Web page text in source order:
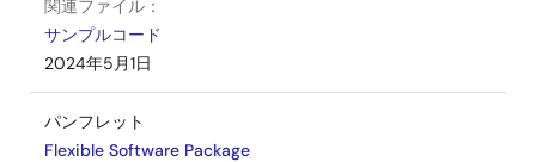
関連ファイル：
サンプルコード
2024年5月1日
パンフレット
Flexible Software Package